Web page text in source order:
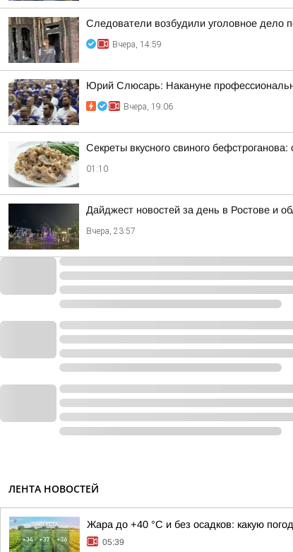
Следователи возбудили уголовное дело
Вчера, 14:59
Юрий Слюсарь: Накануне
Вчера, 19:06
Секреты вкусного свиного бефстроганова:
01:10
Дайджест новостей за день в Ростове и
Вчера, 23:57
ЛЕНТА НОВОСТЕЙ
Жара до +40 °С и без осадков: какую
05:39